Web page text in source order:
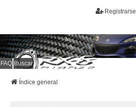
Registrarse
Welcome to all rotarys !!!
FAQ Buscar
Índice general